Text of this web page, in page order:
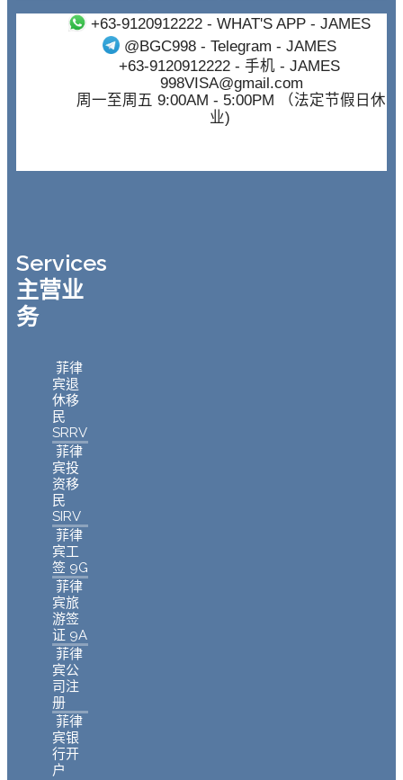
+63-9120912222- WHAT'S APP - JAMES
@BGC998 - Telegram - JAMES
+63-9120912222- 手机 - JAMES
998VISA@gmail.com
周一至周五 9:00AM - 5:00PM （法定节假日休
业)
Services
主营业
务
菲律
宾退
休移
民
SRRV
菲律
宾投
资移
民
SIRV
菲律
宾工
签 9G
菲律
宾旅
游签
证 9A
菲律
宾公
司注
册
菲律
宾银
行开
户